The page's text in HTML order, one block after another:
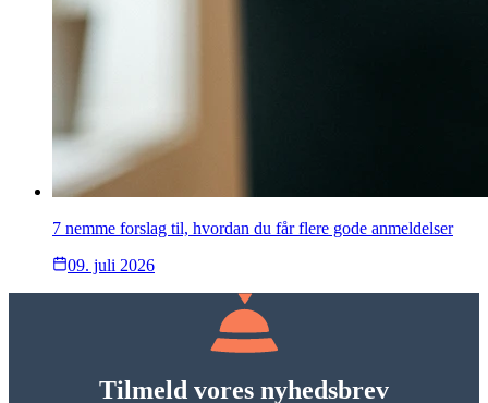
7 nemme forslag til, hvordan du får flere gode anmeldelser
09. juli 2026
Tilmeld vores nyhedsbrev